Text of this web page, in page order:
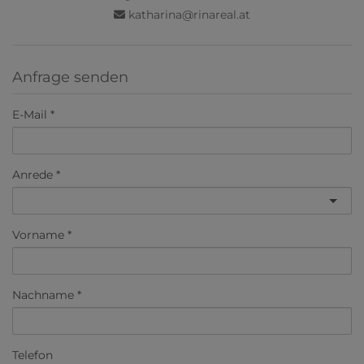
katharina@rinareal.at
Anfrage senden
E-Mail
Anrede
Vorname
Nachname
Telefon